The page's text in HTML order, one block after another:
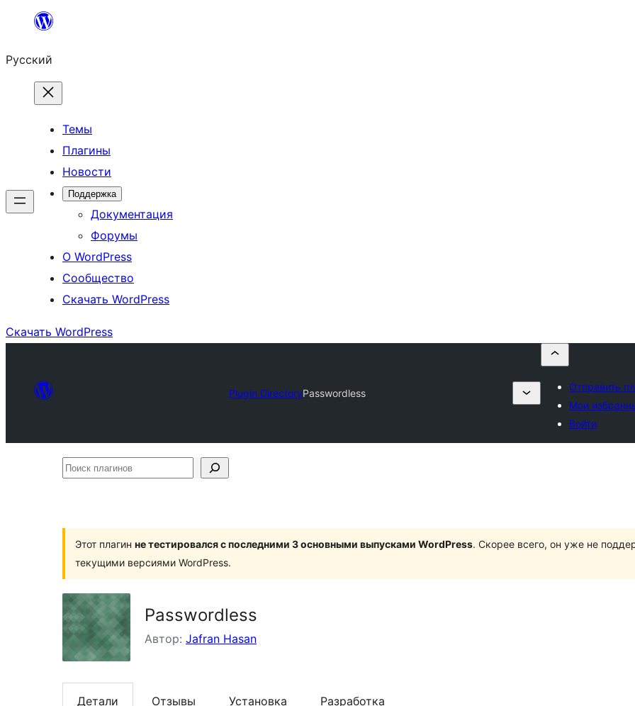
Перейти
содержимому
Русский
Темы
Плагины
Новости
Поддержка
Документация
Форумы
О WordPress
Сообщество
Скачать WordPress
Скачать WordPress
Plugin DirectoryPasswordless
Отправить
Мои
Войти
Поиск
Этот плагин не тестировался с последними 3 основными выпусками WordPress. Скорее всего, он уже не
текущими версиями WordPress.
Passwordless
Автор: Jafran Hasan
Детали Отзывы Установка Разработка